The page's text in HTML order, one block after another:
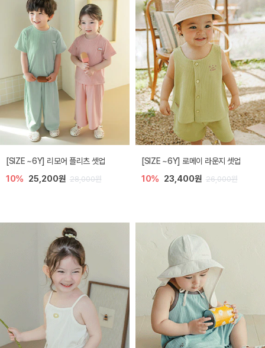
[SIZE ~6Y] 리모어 플리츠 셋업
10% 25,200원 28,000원
[SIZE ~6Y] 로메이 라운지 셋업
10% 23,400원 26,000원